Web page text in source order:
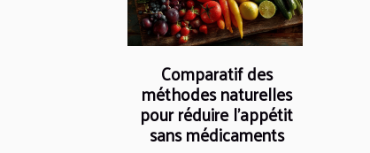
Comparatif des
méthodes naturelles
pour réduire l'appétit
sans médicaments